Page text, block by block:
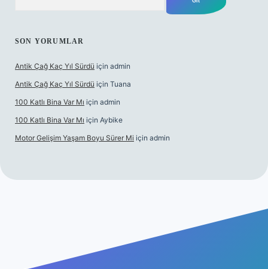
SON YORUMLAR
Antik Çağ Kaç Yıl Sürdü için admin
Antik Çağ Kaç Yıl Sürdü için Tuana
100 Katlı Bina Var Mı için admin
100 Katlı Bina Var Mı için Aybike
Motor Gelişim Yaşam Boyu Sürer Mi için admin